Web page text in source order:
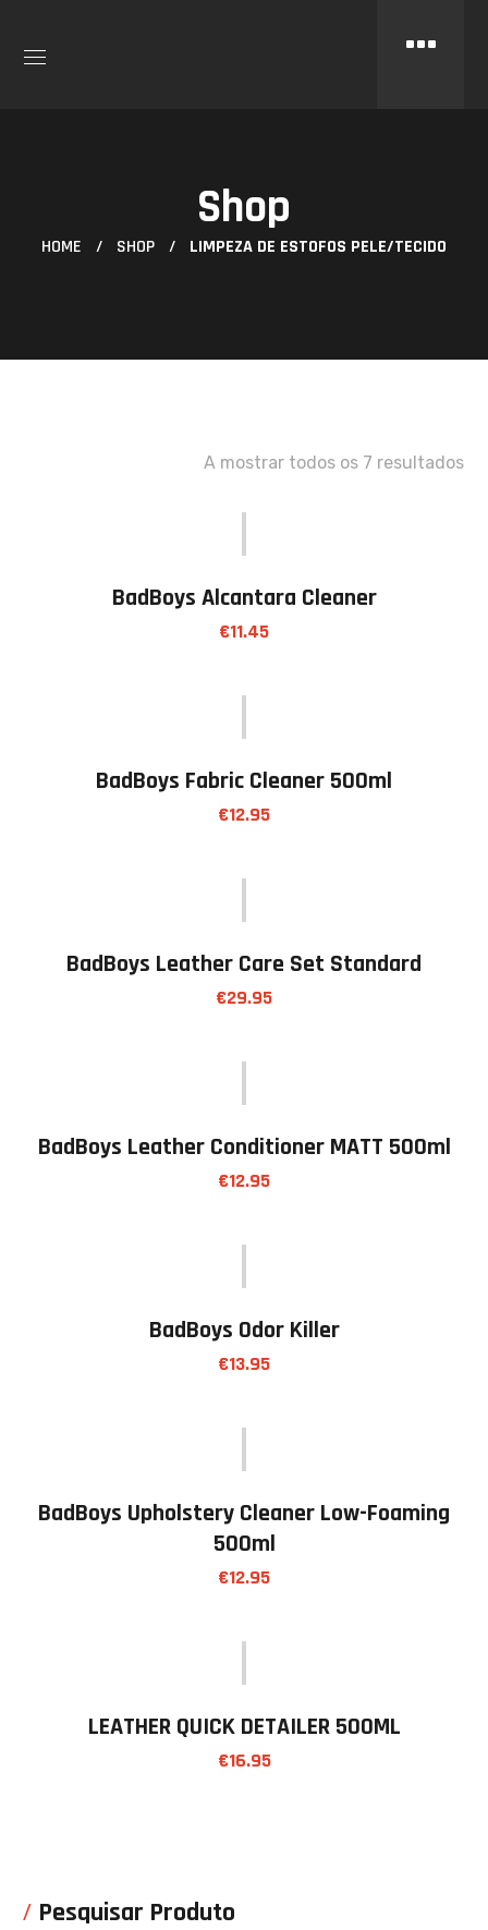
Shop
HOME SHOP LIMPEZA DE ESTOFOS PELE/TECIDO
A mostrar todos os 7 resultados
BadBoys Alcantara Cleaner
€11.45
BadBoys Fabric Cleaner 500ml
€12.95
BadBoys Leather Care Set Standard
€29.95
BadBoys Leather Conditioner MATT 500ml
€12.95
BadBoys Odor Killer
€13.95
BadBoys Upholstery Cleaner Low-Foaming
500ml
€12.95
LEATHER QUICK DETAILER 500ML
€16.95
Pesquisar Produto